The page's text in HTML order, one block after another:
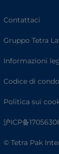
Contattaci
Gruppo Tetra
Informazioni
Codice di
Politica sui
沪ICP备
© Tetra Pak